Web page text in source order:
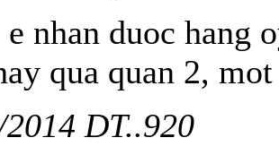
nhan duoc hang
qua quan 2,
DT..920